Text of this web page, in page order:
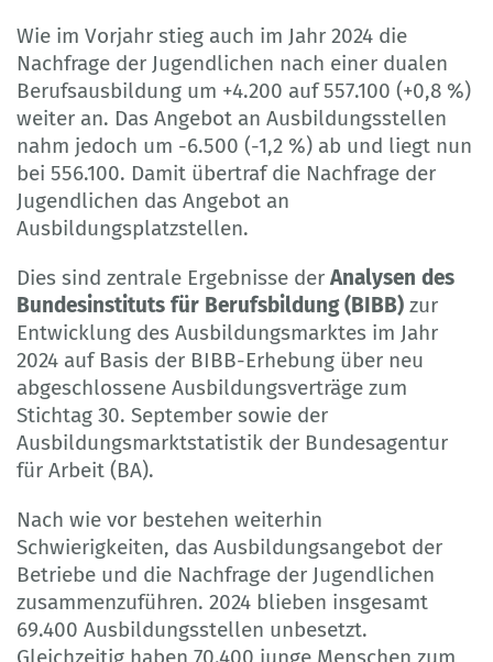
Wie im Vorjahr stieg auch im Jahr 2024 die
Nachfrage der Jugendlichen nach einer dualen
Berufsausbildung um +4.200 auf 557.100 (+0,8 %)
weiter an. Das Angebot an Ausbildungsstellen
nahm jedoch um -6.500 (-1,2 %) ab und liegt nun
bei 556.100. Damit übertraf die Nachfrage der
Jugendlichen das Angebot an
Ausbildungsplatzstellen.
Dies sind zentrale Ergebnisse der Analysen des
Bundesinstituts für Berufsbildung (BIBB) zur
Entwicklung des Ausbildungsmarktes im Jahr
2024 auf Basis der BIBB-Erhebung über neu
abgeschlossene Ausbildungsverträge zum
Stichtag 30. September sowie der
Ausbildungsmarktstatistik der Bundesagentur
für Arbeit (BA).
Nach wie vor bestehen weiterhin
Schwierigkeiten, das Ausbildungsangebot der
Betriebe und die Nachfrage der Jugendlichen
zusammenzuführen. 2024 blieben insgesamt
69.400 Ausbildungsstellen unbesetzt.
Gleichzeitig haben 70.400 junge Menschen zum